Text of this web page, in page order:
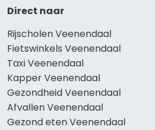
Direct naar
Rijscholen Veenendaal
Fietswinkels Veenendaal
Taxi Veenendaal
Kapper Veenendaal
Gezondheid Veenendaal
Afvallen Veenendaal
Gezond eten Veenendaal